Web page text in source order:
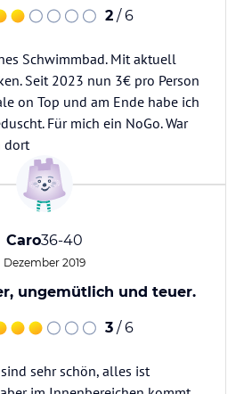
2 / 6
Schwimmbad. Mit aktuell
Seit 2023 nun 3€ pro Person
on Top und am Ende habe ich
Für mich ein NoGo. War
dort
Caro36-40
Dezember 2019
ungemütlich und teuer.
3 / 6
sehr schön, alles ist